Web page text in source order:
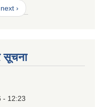
next ›
सूचना
- 12:23